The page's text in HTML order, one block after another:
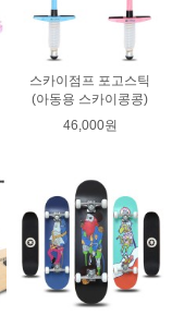
스카이점프 포고스틱
(아동용 스카이콩콩)
46,000원